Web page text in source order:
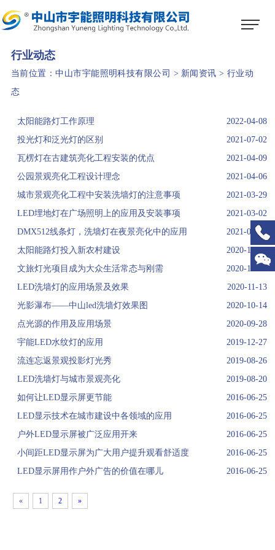
1
行业动态
当前位置：中山市宇能照明科技有限公司 > 新闻资讯 > 行业动
态
太阳能路灯工作原理
2022-04-08
投光灯和泛光灯的区别
2021-07-02
瓦楞灯在古建筑亮化工程安装的优点
2021-04-09
公园景观亮化工程设计理念
2021-04-06
城市景观亮化工程中安装洗墙灯的注意事项
2021-03-29
LED埋地灯在广场照明上的应用及安装事项
2021-03-02
DMX512线条灯，洗墙灯在夜景亮化中的应用
2021-01-16
太阳能路灯投入新农村建设
2020-12-16
文旅灯光项目成为大众生活常态与刚需
2020-12-13
LED洗墙灯的应用场景及效果
2020-11-13
光影瀑布——中山led洗墙灯效果图
2020-10-14
点光源的作用及应用场景
2020-09-28
宇能LED水纹灯的应用
2019-12-27
流连忘返景观投影灯光秀
2019-08-26
LED洗墙灯与城市景观亮化
2019-08-20
如何让LED显示屏更节能
2016-06-25
LED显示技术在城市建设中各领域的应用
2016-06-25
户外LED显示屏被广泛应用开来
2016-06-25
小间距LED显示屏为广大用户提升观看舒适度
2016-06-25
LED显示屏用作户外广告的价值在哪儿
2016-06-25
« 1 2 »